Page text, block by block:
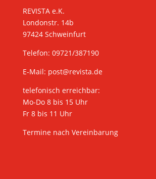
REVISTA e.K.
Londonstr. 14b
97424 Schweinfurt
Telefon: 09721/387190
E-Mail: post@revista.de
telefonisch erreichbar:
Mo-Do 8 bis 15 Uhr
Fr 8 bis 11 Uhr
Termine nach Vereinbarung